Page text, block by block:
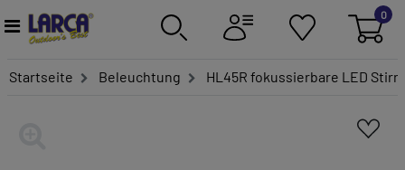
0
Startseite Beleuchtung HL45R fokussierbare LED